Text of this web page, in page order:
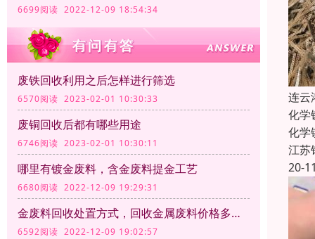
6699阅读 2022-12-09 18:54:34
废铁回收利用之后怎样进行筛选
6570阅读 2023-02-01 10:30:33
废铜回收后都有哪些用途
6746阅读 2023-02-01 10:30:11
哪里有镀金废料，含金废料提金工艺
6680阅读 2022-12-09 19:29:31
金废料回收处置方式，回收金属废料价格多少钱一公斤？
6592阅读 2022-12-09 19:02:57
连云
化学
化学
江苏
20-